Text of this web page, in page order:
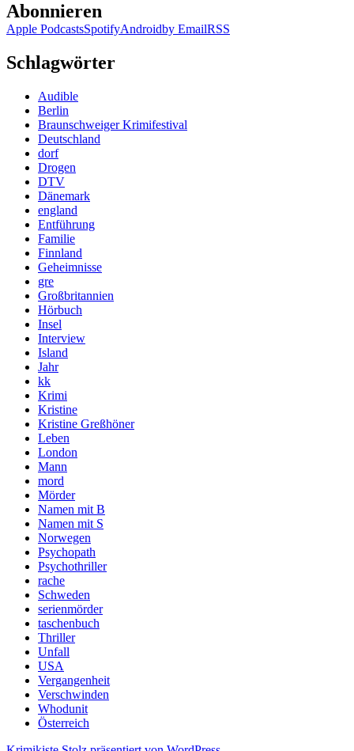
Abonnieren
Apple PodcastsSpotifyAndroidby EmailRSS
Schlagwörter
Audible
Berlin
Braunschweiger Krimifestival
Deutschland
dorf
Drogen
DTV
Dänemark
england
Entführung
Familie
Finnland
Geheimnisse
gre
Großbritannien
Hörbuch
Insel
Interview
Island
Jahr
kk
Krimi
Kristine
Kristine Greßhöner
Leben
London
Mann
mord
Mörder
Namen mit B
Namen mit S
Norwegen
Psychopath
Psychothriller
rache
Schweden
serienmörder
taschenbuch
Thriller
Unfall
USA
Vergangenheit
Verschwinden
Whodunit
Österreich